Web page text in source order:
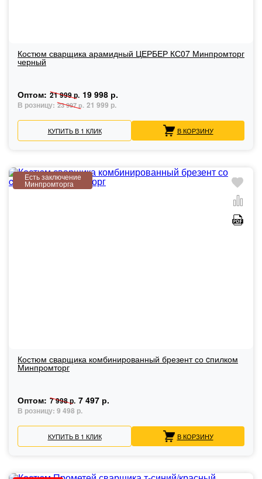
Костюм сварщика арамидный ЦЕРБЕР КС07 Минпромторг
черный
Оптом: 21 999 р. 19 998 р.
В розницу: 23 997 р. 21 999 р.
КУПИТЬ В 1 КЛИК В КОРЗИНУ
Есть заключение
Минпромторга
Костюм сварщика комбинированный брезент со cпилком
Минпромторг
Оптом: 7 998 р. 7 497 р.
В розницу: 9 498 р.
КУПИТЬ В 1 КЛИК В КОРЗИНУ